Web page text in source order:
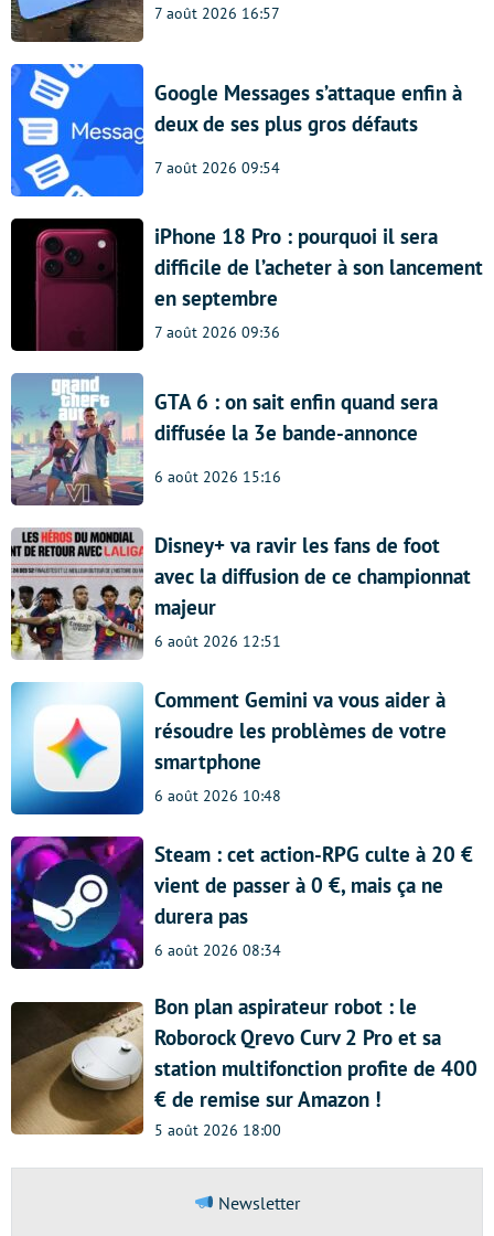
7 août 2026 16:57
Google Messages s’attaque enfin à
deux de ses plus gros défauts
7 août 2026 09:54
iPhone 18 Pro : pourquoi il sera
difficile de l’acheter à son lancement
en septembre
7 août 2026 09:36
GTA 6 : on sait enfin quand sera
diffusée la 3e bande-annonce
6 août 2026 15:16
Disney+ va ravir les fans de foot
avec la diffusion de ce championnat
majeur
6 août 2026 12:51
Comment Gemini va vous aider à
résoudre les problèmes de votre
smartphone
6 août 2026 10:48
Steam : cet action-RPG culte à 20 €
vient de passer à 0 €, mais ça ne
durera pas
6 août 2026 08:34
Bon plan aspirateur robot : le
Roborock Qrevo Curv 2 Pro et sa
station multifonction profite de 400
€ de remise sur Amazon !
5 août 2026 18:00
Newsletter